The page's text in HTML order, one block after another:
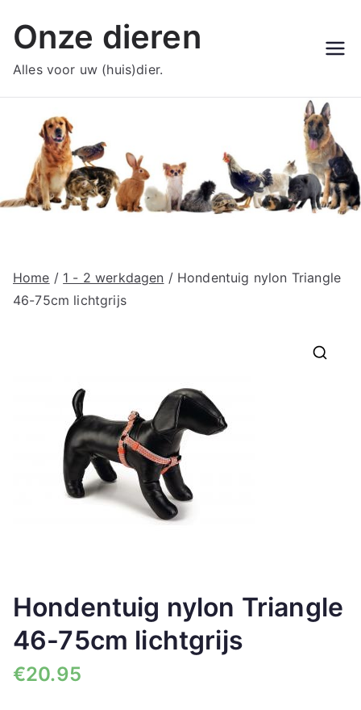
naar
inhoud
Onze dieren
Alles voor uw (huis)dier.
Home / 1 - 2 werkdagen / Hondentuig nylon Triangle
46-75cm lichtgrijs
Hondentuig nylon Triangle
46-75cm lichtgrijs
€20.95